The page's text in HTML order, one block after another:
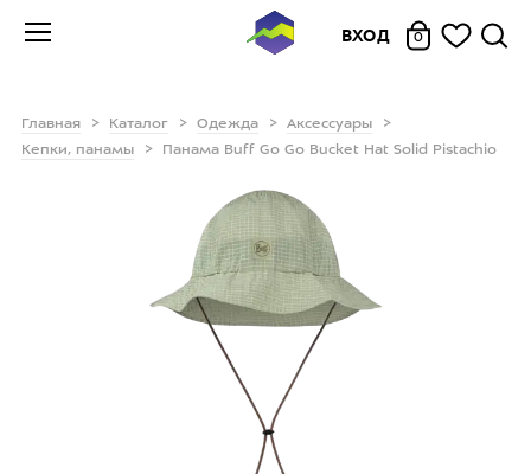
ВХОД 0
Главная Каталог Одежда
Аксессуары
Кепки, панамы
Панама Buff Go Go Bucket Hat Solid Pistachio